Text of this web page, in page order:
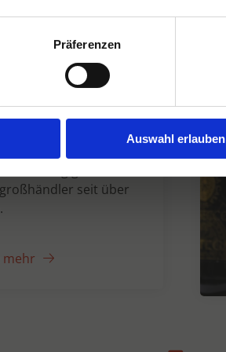
Präferenzen
Auswahl erlauben
Dranken seit
seit über
mehr